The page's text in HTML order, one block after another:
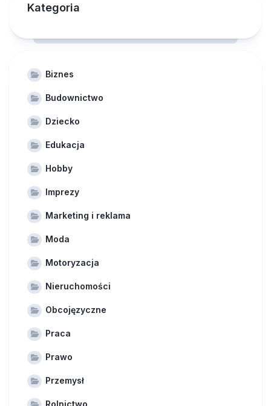
Kategoria
Biznes
Budownictwo
Dziecko
Edukacja
Hobby
Imprezy
Marketing i reklama
Moda
Motoryzacja
Nieruchomości
Obcojęzyczne
Praca
Prawo
Przemysł
Rolnictwo